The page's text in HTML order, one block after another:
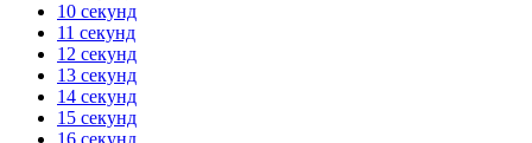
10 секунд
11 секунд
12 секунд
13 секунд
14 секунд
15 секунд